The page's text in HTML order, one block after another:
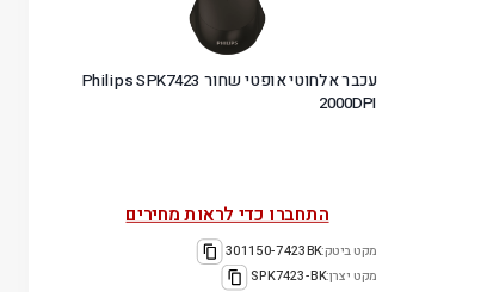
עכבר אלחוטי אופטי שחור Philips SPK7423
2000DPI
התחברו כדי לראות מחירים
מקט ביטק:301150-7423BK
מקט יצרן:SPK7423-BK